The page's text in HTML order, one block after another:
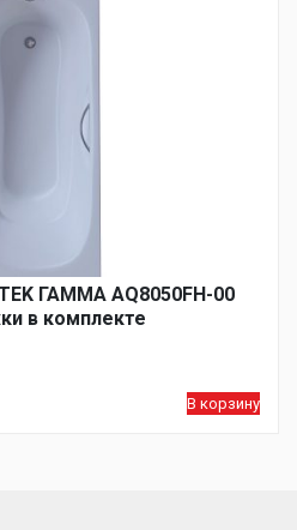
ГАММА AQ8050FH-00
в комплекте
В корзину